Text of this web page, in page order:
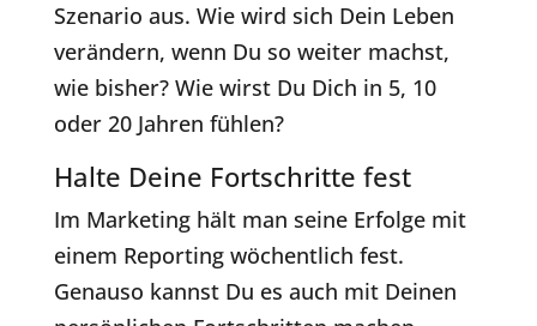
Szenario aus. Wie wird sich Dein Leben
verändern, wenn Du so weiter machst,
wie bisher? Wie wirst Du Dich in 5, 10
oder 20 Jahren fühlen?
Halte Deine Fortschritte fest
Im Marketing hält man seine Erfolge mit
einem Reporting wöchentlich fest.
Genauso kannst Du es auch mit Deinen